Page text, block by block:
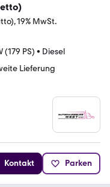
19% MwSt.
(179 PS) • Diesel
Lieferung
Kontakt Parken